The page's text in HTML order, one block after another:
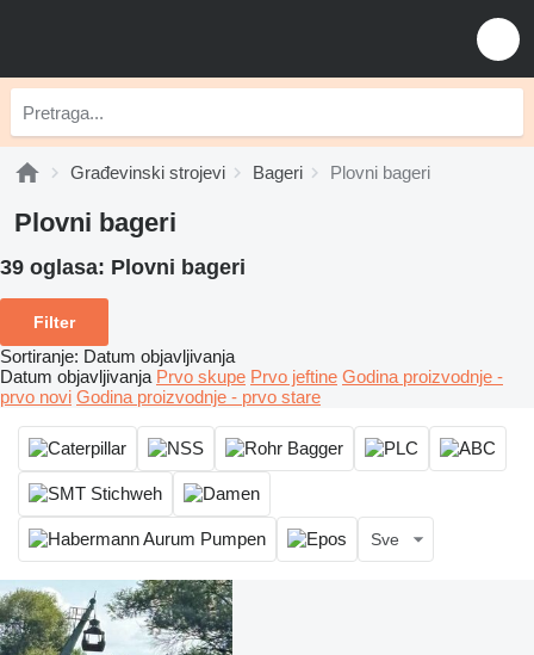
Građevinski strojevi Bageri Plovni bageri
Plovni bageri
39 oglasa: Plovni bageri
Filter
Sortiranje: Datum objavljivanja
Datum objavljivanja Prvo skupe Prvo jeftine Godina proizvodnje -
prvo novi Godina proizvodnje - prvo stare
Sve